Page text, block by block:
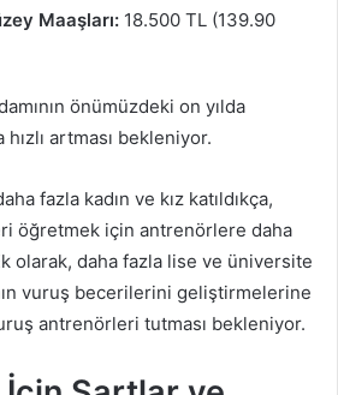
Maaşları: 18.500 TL (139.90
önümüzdeki on yılda
artması bekleniyor.
fazla kadın ve kız katıldıkça,
öğretmek için antrenörlere daha
olarak, daha fazla lise ve üniversite
vuruş becerilerini geliştirmelerine
antrenörleri tutması bekleniyor.